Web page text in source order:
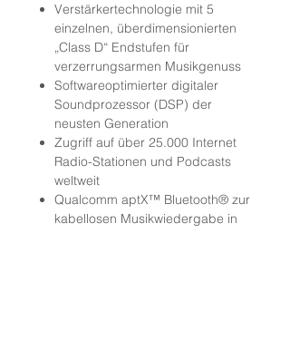
Verstärkertechnologie mit 5
einzelnen, überdimensionierten
„Class D“ Endstufen für
verzerrungsarmen Musikgenuss
Softwareoptimierter digitaler
Soundprozessor (DSP) der
neusten Generation
Zugriff auf über 25.000 Internet
Radio-Stationen und Podcasts
weltweit
Qualcomm aptX™ Bluetooth® zur
kabellosen Musikwiedergabe in